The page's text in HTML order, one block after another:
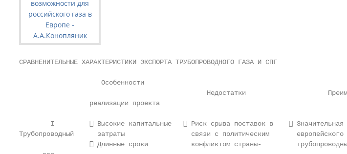
СРАВНЕНИТЕЛЬНЫЕ ХАРАКТЕРИСТИКИ ЭКСПОРТА ТРУБОПРОВОДНОГО ГАЗА И СПГ
                     Особенности
Недостатки
                  реализации проекта
I          Высокие капитальные    Риск срыва поставок в     Значительная
Трубопроводный      затраты                 связи с политическим       европейского
 Длинные сроки           конфликтом страны-